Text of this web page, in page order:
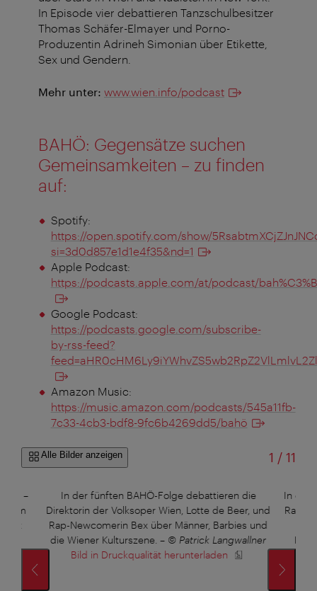
In Episode vier debattieren Tanzschulbesitzer
Thomas Schäfer-Elmayer und Porno-
Produzentin Adrineh Simonian über Etikette,
Sex und Gendern.
Mehr unter: www.wien.info/podcast
BAHÖ: Gegensätze suchen
Gemeinsamkeiten – zu finden
auf:
Spotify:
https://open.spotify.com/show/
si=3d0d857e1d1e4f35&nd=1
Apple Podcast:
https://podcasts.apple.com/at/podcast/
Google Podcast:
https://podcasts.google.com/subscribe-
by-rss-feed?
Amazon Music:
https://music.amazon.com/podcasts/545a11fb-
7c33-4cb3-bdf8-9fc6b4269dd5/bahö
Alle Bilder anzeigen 1 /von
11
–
dem
In der fünften BAHÖ-Folge debattieren die
Direktorin der Volksoper Wien, Lotte de Beer, und
Rap-Newcomerin Bex über Männer, Barbies und
die Wiener Kulturszene. – © Patrick Langwallner
Bild in Druckqualität herunterladen
In der